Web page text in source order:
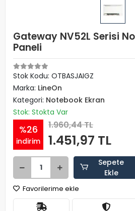
Gateway NV52L Serisi
Paneli
Stok Kodu: OTBASJAIGZ
Marka: LineOn
Kategori: Notebook Ekran
Stok: Stokta Var
%26
indirim
1.960,44 TL
1.451,97 TL
Sepete
Ekle
Favorilerime ekle